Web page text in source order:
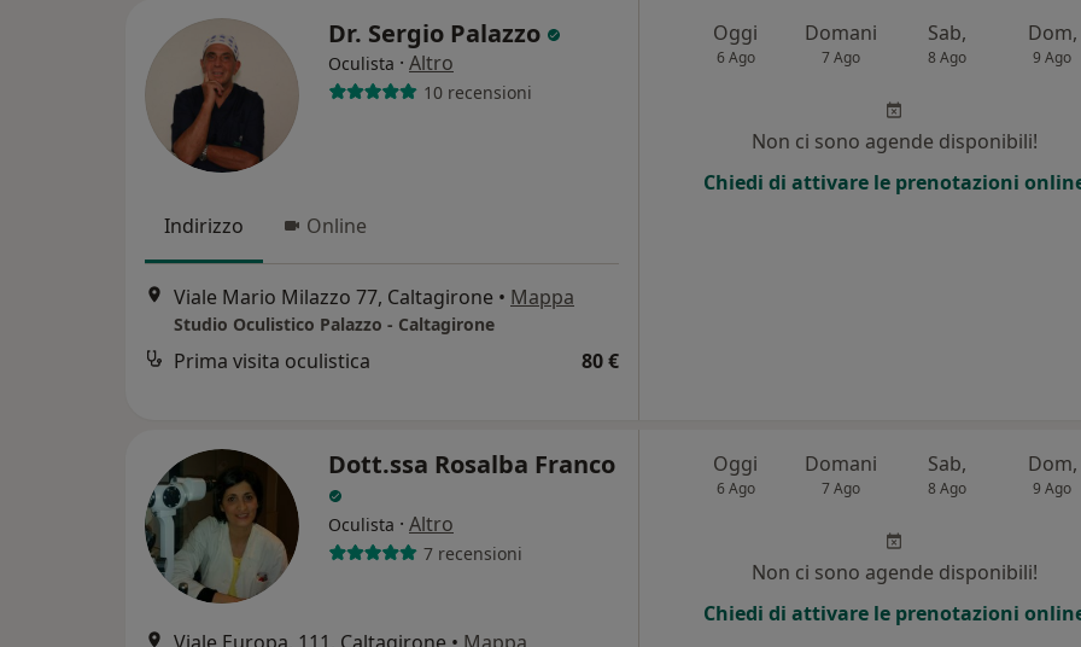
Dr. Sergio Palazzo
Oculista · Altro
10 recensioni
Indirizzo Online
Viale Mario Milazzo 77, Caltagirone • Mappa
Studio Oculistico Palazzo - Caltagirone
Prima visita oculistica 80 €
Oggi
6 Ago
Domani
7 Ago
Sab,
8 Ago
Dom,
9 Ago
Non ci sono agende disponibili!
Chiedi di attivare le prenotazioni
Dott.ssa Rosalba Franco
Oculista · Altro
7 recensioni
Oggi
6 Ago
Domani
7 Ago
Sab,
8 Ago
Dom,
9 Ago
Non ci sono agende disponibili!
Chiedi di attivare le prenotazioni